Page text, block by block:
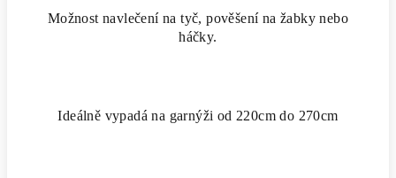
Možnost navlečení na tyč, pověšení na žabky nebo
háčky.
Ideálně vypadá na garnýži od 220cm do 270cm